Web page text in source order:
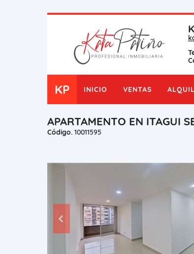
KP INICIO VENTAS
APARTAMENTO EN ITAGUI
Código. 10011595